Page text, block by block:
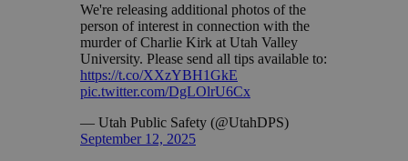
We're releasing additional photos of the
person of interest in connection with the
murder of Charlie Kirk at Utah Valley
University. Please send all tips available to:
https://t.co/XXzYBH1GkE
pic.twitter.com/DgLOlrU6Cx
— Utah Public Safety (@UtahDPS)
September 12, 2025